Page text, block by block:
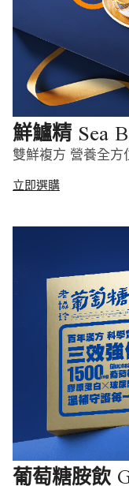
鮮鱸精 Sea
雙鮮複方 營養全方
立即選購
葡萄糖胺飲